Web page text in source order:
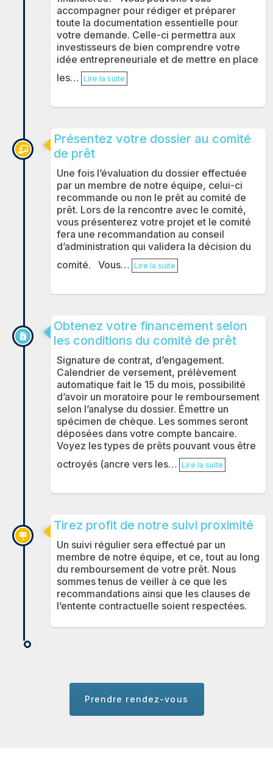
accompagner pour rédiger et préparer
toute la documentation essentielle pour
votre demande. Celle-ci permettra aux
investisseurs de bien comprendre votre
idée entrepreneuriale et de mettre en place
les… Lire la suite
Présentez votre dossier au comité
de prêt
Une fois l’évaluation du dossier effectuée
par un membre de notre équipe, celui-ci
recommande ou non le prêt au comité de
prêt. Lors de la rencontre avec le comité,
vous présenterez votre projet et le comité
fera une recommandation au conseil
d’administration qui validera la décision du
comité. Vous… Lire la suite
Obtenez votre financement selon
les conditions du comité de prêt
Signature de contrat, d’engagement.
Calendrier de versement, prélèvement
automatique fait le 15 du mois, possibilité
d’avoir un moratoire pour le remboursement
selon l’analyse du dossier. Émettre un
spécimen de chèque. Les sommes seront
déposées dans votre compte bancaire.
Voyez les types de prêts pouvant vous être
octroyés (ancre vers les… Lire la suite
Tirez profit de notre suivi proximité
Un suivi régulier sera effectué par un
membre de notre équipe, et ce, tout au long
du remboursement de votre prêt. Nous
sommes tenus de veiller à ce que les
recommandations ainsi que les clauses de
l’entente contractuelle soient respectées.
Prendre rendez-vous